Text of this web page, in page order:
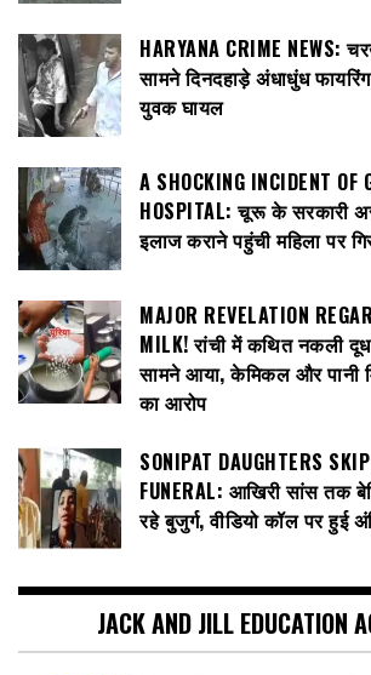
HARYANA CRIME NEWS:
सामने दिनदहाड़े अंधाधुंध
युवक घायल
A SHOCKING INCIDENT OF
HOSPITAL: चूरू के सरकारी
इलाज कराने पहुंची महिला पर
MAJOR REVELATION
MILK! रांची में कथित नकली
सामने आया, केमिकल और पानी
का आरोप
SONIPAT DAUGHTERS
FUNERAL: आखिरी सांस तक
रहे बुजुर्ग, वीडियो कॉल पर हुई
JACK AND JILL EDUCATION